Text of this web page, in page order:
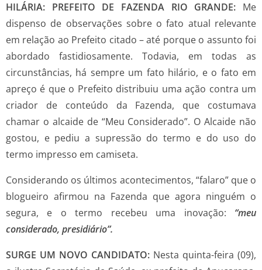
HILÁRIA: PREFEITO DE FAZENDA RIO GRANDE: Me
dispenso de observações sobre o fato atual relevante
em relação ao Prefeito citado – até porque o assunto foi
abordado fastidiosamente. Todavia, em todas as
circunstâncias, há sempre um fato hilário, e o fato em
apreço é que o Prefeito distribuiu uma ação contra um
criador de conteúdo da Fazenda, que costumava
chamar o alcaide de “Meu Considerado”. O Alcaide não
gostou, e pediu a supressão do termo e do uso do
termo impresso em camiseta.
Considerando os últimos acontecimentos, “falaro” que o
blogueiro afirmou na Fazenda que agora ninguém o
segura, e o termo recebeu uma inovação: “meu
considerado, presidiário”.
SURGE UM NOVO CANDIDATO: Nesta quinta-feira (09),